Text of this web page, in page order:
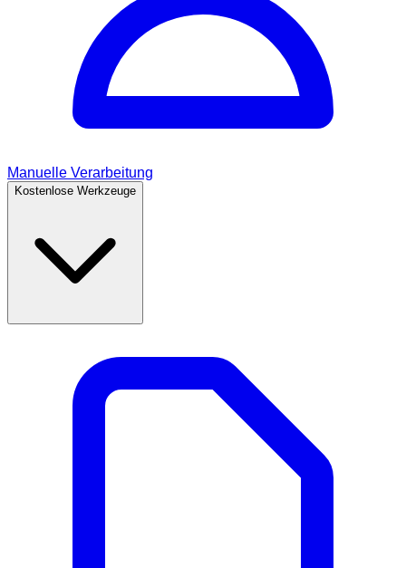
Manuelle Verarbeitung
Kostenlose Werkzeuge